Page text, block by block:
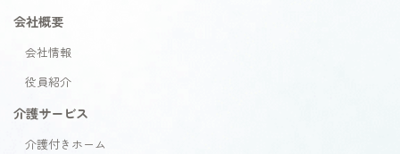
会社概要
会社情報
役員紹介
介護サービス
介護付きホーム